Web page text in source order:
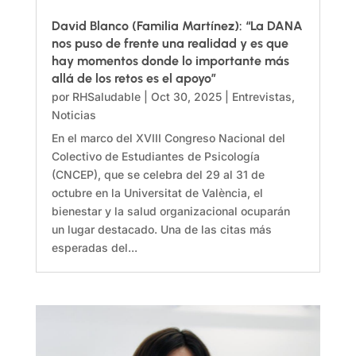
David Blanco (Familia Martínez): “La DANA
nos puso de frente una realidad y es que
hay momentos donde lo importante más
allá de los retos es el apoyo”
por RHSaludable| Oct 30, 2025| Entrevistas,
Noticias
En el marco del XVIII Congreso Nacional del
Colectivo de Estudiantes de Psicología
(CNCEP), que se celebra del 29 al 31 de
octubre en la Universitat de València, el
bienestar y la salud organizacional ocuparán
un lugar destacado. Una de las citas más
esperadas del...